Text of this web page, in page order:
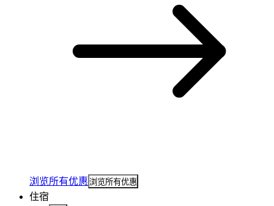
浏览所有优惠 浏览所有优惠
住宿